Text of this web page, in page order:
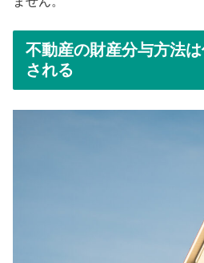
不動産の財産分与方法
される